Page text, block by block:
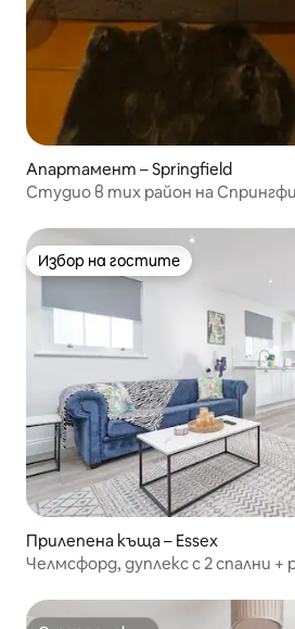
Апартамент – Springfield
Студио в тих район на
Избор на гостите
Избор на гостите
Прилепена къща – Essex
Челмсфорд, дуплекс с 2 спални +